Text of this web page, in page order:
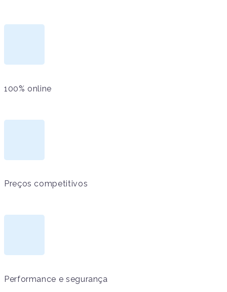
100% online
Preços competitivos
Performance e segurança